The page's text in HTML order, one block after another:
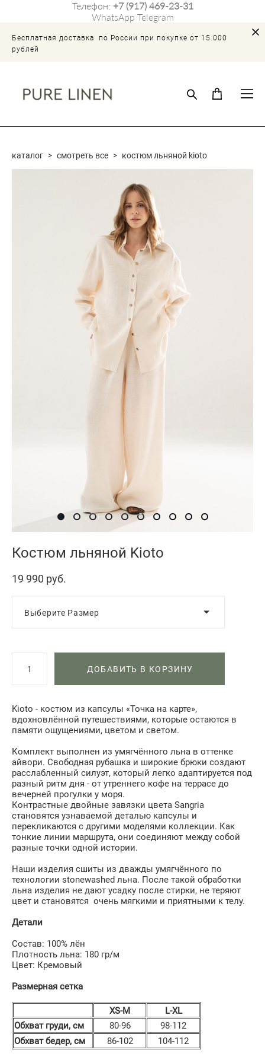
Телефон: +7 (917) 469-23-31
WhatsApp Telegram
Бесплатная доставка по России при покупке от 15.000
рублей
каталог > смотреть все > костюм льняной kioto
Костюм льняной Kioto
19 990 pуб.
Выберите Размер
ДОБАВИТЬ В КОРЗИНУ
Kioto - костюм из капсулы «Точка на карте»,
вдохновлённой путешествиями, которые остаются в
памяти ощущениями, цветом и светом.
Комплект выполнен из умягчённого льна в оттенке
айвори. Свободная рубашка и широкие брюки создают
расслабленный силуэт, который легко адаптируется под
разный ритм дня - от утреннего кофе на террасе до
вечерней прогулки у моря.
Контрастные двойные завязки цвета Sangria
становятся узнаваемой деталью капсулы и
перекликаются с другими моделями коллекции. Как
тонкие линии маршрута, они соединяют между собой
разные точки одной истории.
Наши изделия сшиты из дважды умягчённого по
технологии stonewashed льна. После такой обработки
льна изделия не дают усадку после стирки, не теряют
цвет и становятся очень мягкими и приятными к телу.
Детали
Состав: 100% лён
Плотность льна: 180 гр/м
Цвет: Кремовый
Размерная сетка
XS-M
L-XL
Обхват груди, см
80-96
98-112
Обхват бедер, см
86-102 104-112